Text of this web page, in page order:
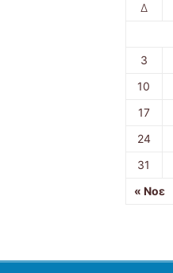
Δ
« Νοε
3
10
17
24
31